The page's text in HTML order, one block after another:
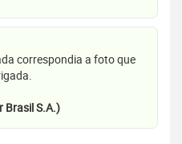
correspondia a foto que
Brasil S.A.)